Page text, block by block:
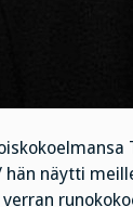
näytti